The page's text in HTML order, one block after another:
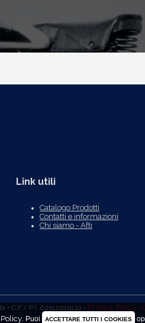
Puoi ACCETTARE TUTTI I COOKIES
Link utili
Catalogo Prodotti
Contatti e informazioni
Chi siamo - Afti
C.F./ P.I. 02512010121 • Privacy Policy •